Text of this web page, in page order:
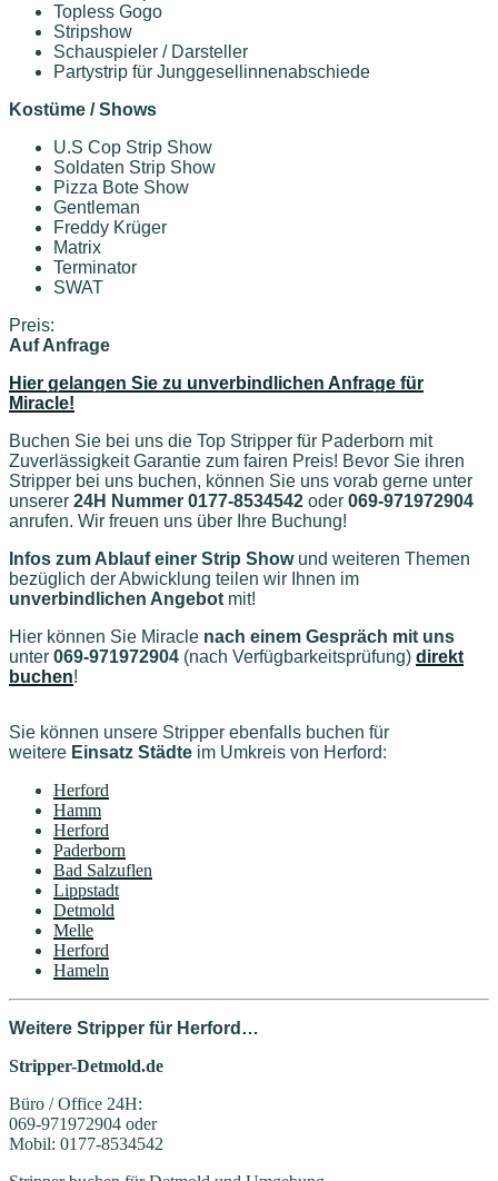
Topless Gogo
Stripshow
Schauspieler / Darsteller
Partystrip für Junggesellinnenabschiede
Kostüme / Shows
U.S Cop Strip Show
Soldaten Strip Show
Pizza Bote Show
Gentleman
Freddy Krüger
Matrix
Terminator
SWAT
Preis:
Auf Anfrage
Hier gelangen Sie zu unverbindlichen Anfrage für
Miracle!
Buchen Sie bei uns die Top Stripper für Paderborn mit
Zuverlässigkeit Garantie zum fairen Preis! Bevor Sie ihren
Stripper bei uns buchen, können Sie uns vorab gerne unter
unserer 24H Nummer 0177-8534542 oder 069-971972904
anrufen. Wir freuen uns über Ihre Buchung!
Infos zum Ablauf einer Strip Showund weiteren Themen
bezüglich der Abwicklung teilen wir Ihnen im
unverbindlichen Angebot mit!
Hier können Sie Miracle nach einem Gespräch mit uns
unter 069-971972904 (nach Verfügbarkeitsprüfung) direkt
buchen!
Sie können unsere Stripper ebenfalls buchen für
weitere Einsatz Städte im Umkreis von Herford:
Herford
Hamm
Herford
Paderborn
Bad Salzuflen
Lippstadt
Detmold
Melle
Herford
Hameln
Weitere Stripper für Herford…
Stripper-Detmold.de
Büro / Office 24H:
069-971972904 oder
Mobil: 0177-8534542